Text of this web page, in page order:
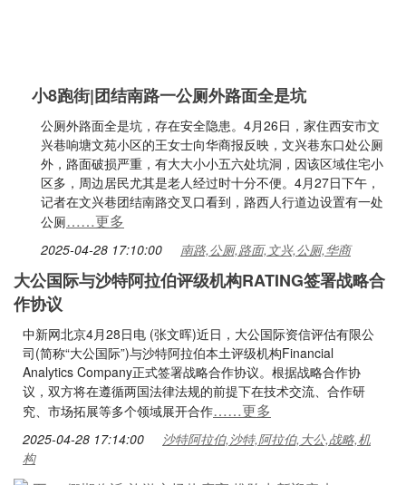
小8跑街|团结南路一公厕外路面全是坑
公厕外路面全是坑，存在安全隐患。4月26日，家住西安市文
兴巷响塘文苑小区的王女士向华商报反映，文兴巷东口处公厕
外，路面破损严重，有大大小小五六处坑洞，因该区域住宅小
区多，周边居民尤其是老人经过时十分不便。4月27日下午，
记者在文兴巷团结南路交叉口看到，路西人行道边设置有一处
公厕……更多
2025-04-28 17:10:00 南路,公厕,路面,文兴,公厕,华商
大公国际与沙特阿拉伯评级机构RATING签署战略合
作协议
中新网北京4月28日电 (张文晖)近日，大公国际资信评估有限公
司(简称“大公国际”)与沙特阿拉伯本土评级机构Financial
Analytics Company正式签署战略合作协议。根据战略合作协
议，双方将在遵循两国法律法规的前提下在技术交流、合作研
究、市场拓展等多个领域展开合作……更多
2025-04-28 17:14:00
沙特阿拉伯,沙特,阿拉伯,大公,战略,机
构